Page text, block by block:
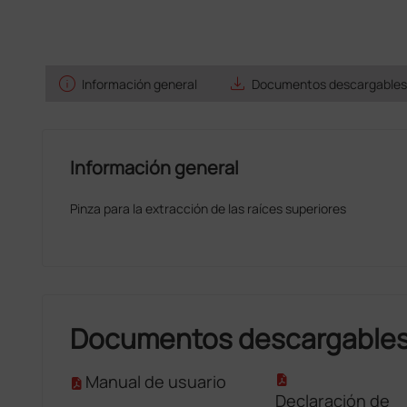
info Información general save_alt Documentos descargables
Información general
Pinza para la extracción de las raíces superiores
Documentos
Manual de usuario
Declaración de